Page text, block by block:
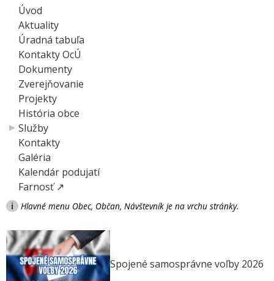
Úvod
Aktuality
Úradná tabuľa
Kontakty OcÚ
Dokumenty
Zverejňovanie
Projekty
História obce
Služby
Kontakty
Galéria
Kalendár podujatí
Farnosť ↗
i Hlavné menu Obec, Občan, Návštevník je na vrchu stránky.
Spojené samosprávne voľby 2026